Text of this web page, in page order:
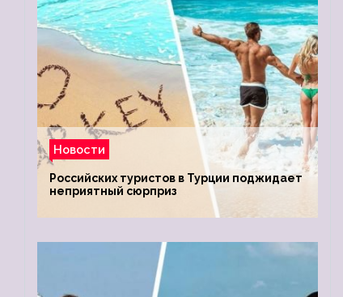
Новости
Российских туристов в Турции поджидает
неприятный сюрприз